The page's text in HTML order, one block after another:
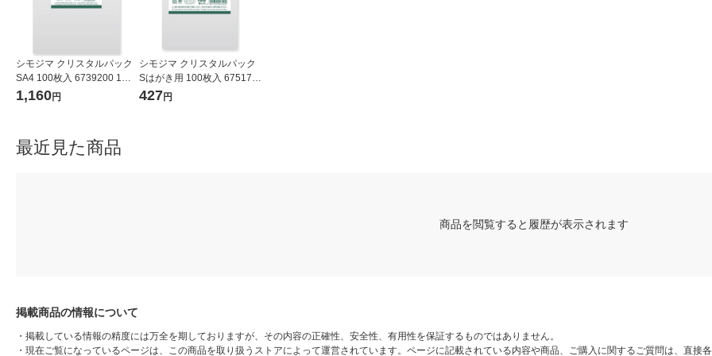
シモジマ クリスタルパック
SA4 100枚入 6739200 1袋
(100枚入)
1,160円
シモジマ クリスタルパック
Sはがき用 100枚入 675170
0 1袋(100枚入)
427円
最近見た商品
商品を閲覧すると履歴が表示されます
掲載商品の情報について
・ 掲載している情報の精度には万全を期しておりますが、その内容の正確性、安全性、有用性を保証するものではありません。
・ 現在ご覧になっているページは、この商品を取り扱うストアによって運営されています。ページに記載されている内容や商品、ご購入に関するご質問は、直接